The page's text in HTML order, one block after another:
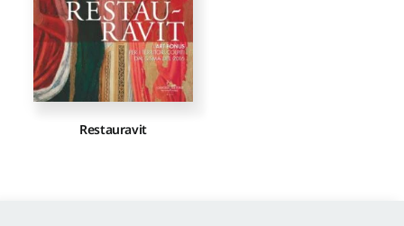
Gangemi Editore
Newsletter
Restauravit